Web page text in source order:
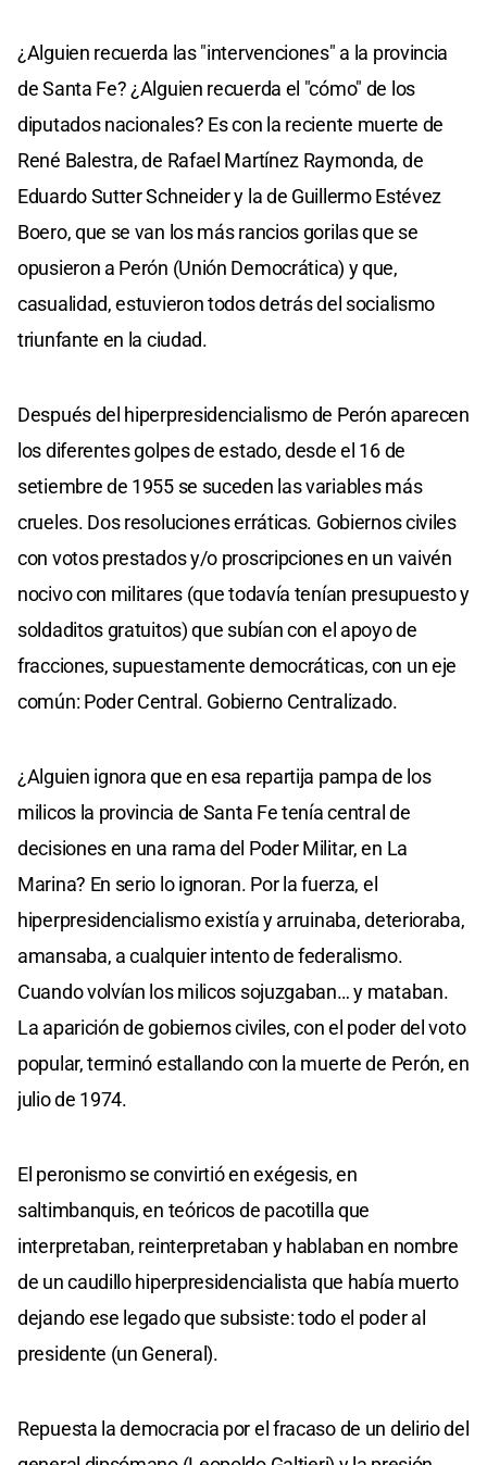
¿Alguien recuerda las "intervenciones" a la provincia
de Santa Fe? ¿Alguien recuerda el "cómo" de los
diputados nacionales? Es con la reciente muerte de
René Balestra, de Rafael Martínez Raymonda, de
Eduardo Sutter Schneider y la de Guillermo Estévez
Boero, que se van los más rancios gorilas que se
opusieron a Perón (Unión Democrática) y que,
casualidad, estuvieron todos detrás del socialismo
triunfante en la ciudad.
Después del hiperpresidencialismo de Perón aparecen
los diferentes golpes de estado, desde el 16 de
setiembre de 1955 se suceden las variables más
crueles. Dos resoluciones erráticas. Gobiernos civiles
con votos prestados y/o proscripciones en un vaivén
nocivo con militares (que todavía tenían presupuesto y
soldaditos gratuitos) que subían con el apoyo de
fracciones, supuestamente democráticas, con un eje
común: Poder Central. Gobierno Centralizado.
¿Alguien ignora que en esa repartija pampa de los
milicos la provincia de Santa Fe tenía central de
decisiones en una rama del Poder Militar, en La
Marina? En serio lo ignoran. Por la fuerza, el
hiperpresidencialismo existía y arruinaba, deterioraba,
amansaba, a cualquier intento de federalismo.
Cuando volvían los milicos sojuzgaban… y mataban.
La aparición de gobiernos civiles, con el poder del voto
popular, terminó estallando con la muerte de Perón, en
julio de 1974.
El peronismo se convirtió en exégesis, en
saltimbanquis, en teóricos de pacotilla que
interpretaban, reinterpretaban y hablaban en nombre
de un caudillo hiperpresidencialista que había muerto
dejando ese legado que subsiste: todo el poder al
presidente (un General).
Repuesta la democracia por el fracaso de un delirio del